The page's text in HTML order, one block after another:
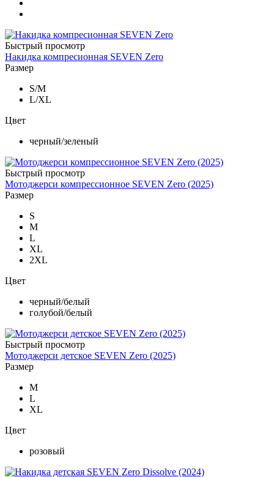
Быстрый просмотр
Накидка компресионная SEVEN Zero
Размер
S/M
L/XL
Цвет
черный/зеленый
Быстрый просмотр
Мотоджерси компрессионное SEVEN Zero (2025)
Размер
S
M
L
XL
2XL
Цвет
черный/белый
голубой/белый
Быстрый просмотр
Мотоджерси детское SEVEN Zero (2025)
Размер
M
L
XL
Цвет
розовый